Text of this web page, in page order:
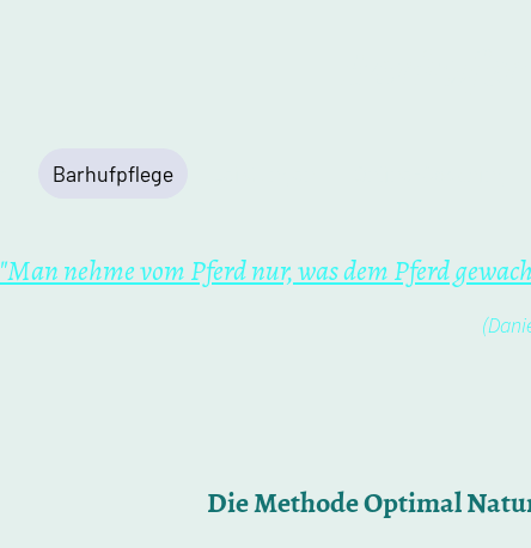
Barhufpflege
"Man nehme vom Pferd nur, was dem Pferd
Die Methode Optimal